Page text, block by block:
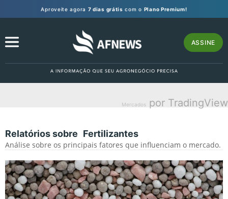
Aproveite agora 7 dias grátis com o Plano Premium!
ASSINE
Mercados por TradingView
Relatórios sobre Fertilizantes
Análise sobre os principais fatores que influenciam o mercado.